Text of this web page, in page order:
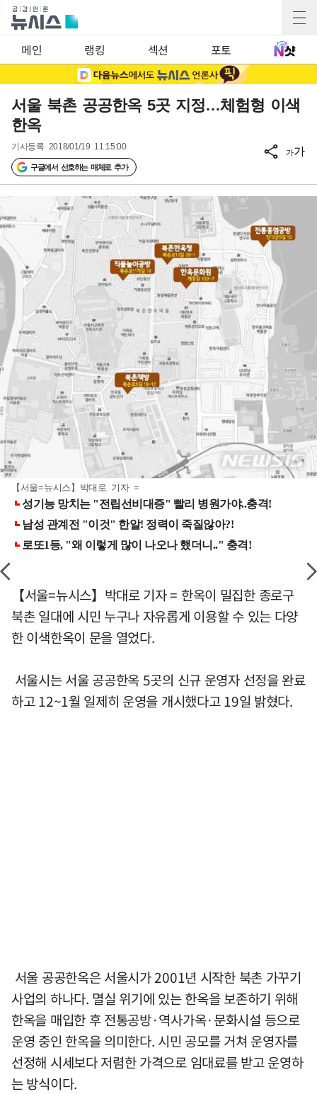
메인 랭킹 섹션 포토
서울 북촌 공공한옥 5곳 지정…체험형 이색
한옥
기사등록 2018/01/19 11:15:00
구글에서 선호하는 매체로 추가
가가
【서울=뉴시스】박대로 기자 =
【서울=뉴시스】박대로 기자 = 한옥이 밀집한 종로구
북촌 일대에 시민 누구나 자유롭게 이용할 수 있는 다양
한 이색한옥이 문을 열었다.
서울시는 서울 공공한옥 5곳의 신규 운영자 선정을 완료
하고 12~1월 일제히 운영을 개시했다고 19일 밝혔다.
서울 공공한옥은 서울시가 2001년 시작한 북촌 가꾸기
사업의 하나다. 멸실 위기에 있는 한옥을 보존하기 위해
한옥을 매입한 후 전통공방·역사가옥·문화시설 등으로
운영 중인 한옥을 의미한다. 시민 공모를 거쳐 운영자를
선정해 시세보다 저렴한 가격으로 임대료를 받고 운영하
는 방식이다.